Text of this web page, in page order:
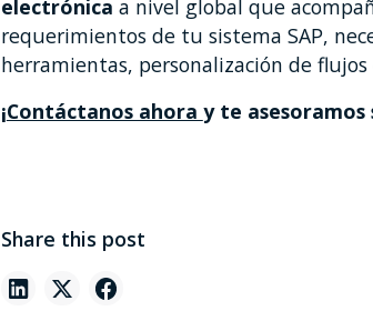
electrónica a nivel global que
requerimientos de tu sistema SAP,
herramientas, personalización de
¡Contáctanos ahora y te asesoramos
Share this post